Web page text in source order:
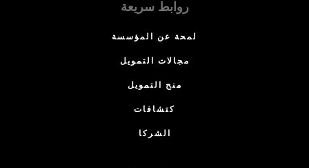
روابط سريعة
لمحة عن المؤسسة
مجالات التمويل
منح التمويل
كتشافات
الشركا